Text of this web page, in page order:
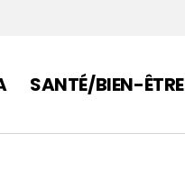
SANTÉ/BIEN-ÊTRE